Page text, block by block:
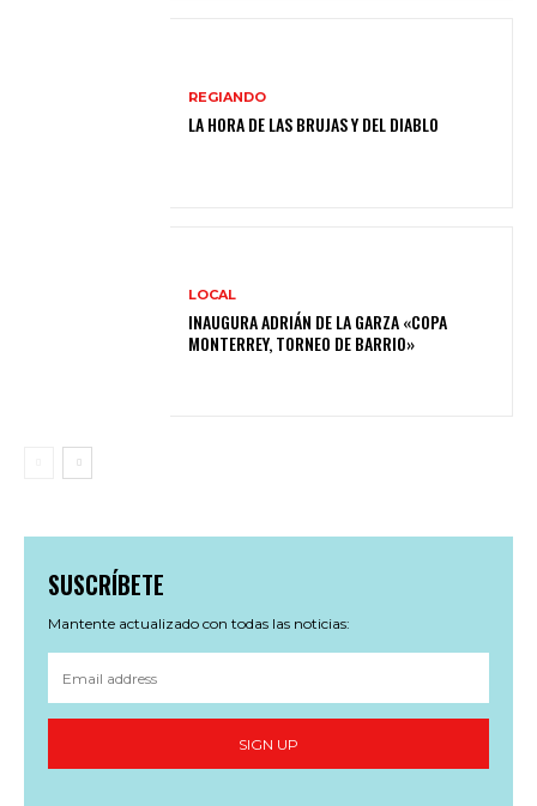
REGIANDO
LA HORA DE LAS BRUJAS Y DEL DIABLO
LOCAL
INAUGURA ADRIÁN DE LA GARZA «COPA
MONTERREY, TORNEO DE BARRIO»
SUSCRÍBETE
Mantente actualizado con todas las noticias:
SIGN UP